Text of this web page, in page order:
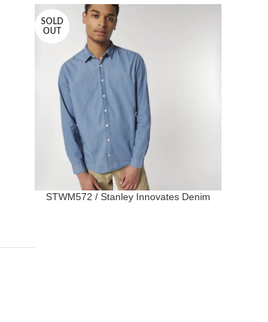
SOLD
OUT
STWM572 / Stanley Innovates Denim